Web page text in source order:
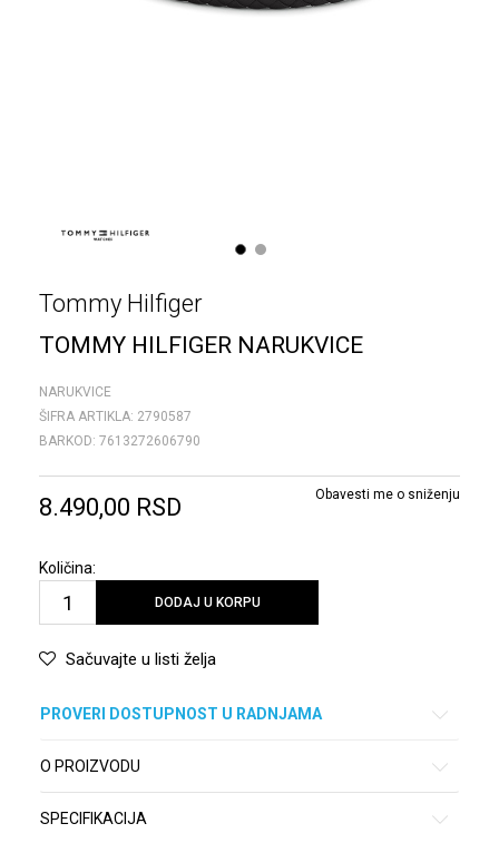
1 2
Tommy Hilfiger
TOMMY HILFIGER NARUKVICE
NARUKVICE
ŠIFRA ARTIKLA: 2790587
BARKOD: 7613272606790
8.490,00 RSD Obavesti me o sniženju
Količina:
DODAJ U KORPU
Sačuvajte u listi želja
PROVERI DOSTUPNOST U RADNJAMA
O PROIZVODU
SPECIFIKACIJA